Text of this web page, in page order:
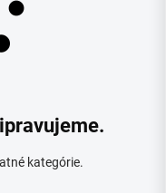
kategórie.